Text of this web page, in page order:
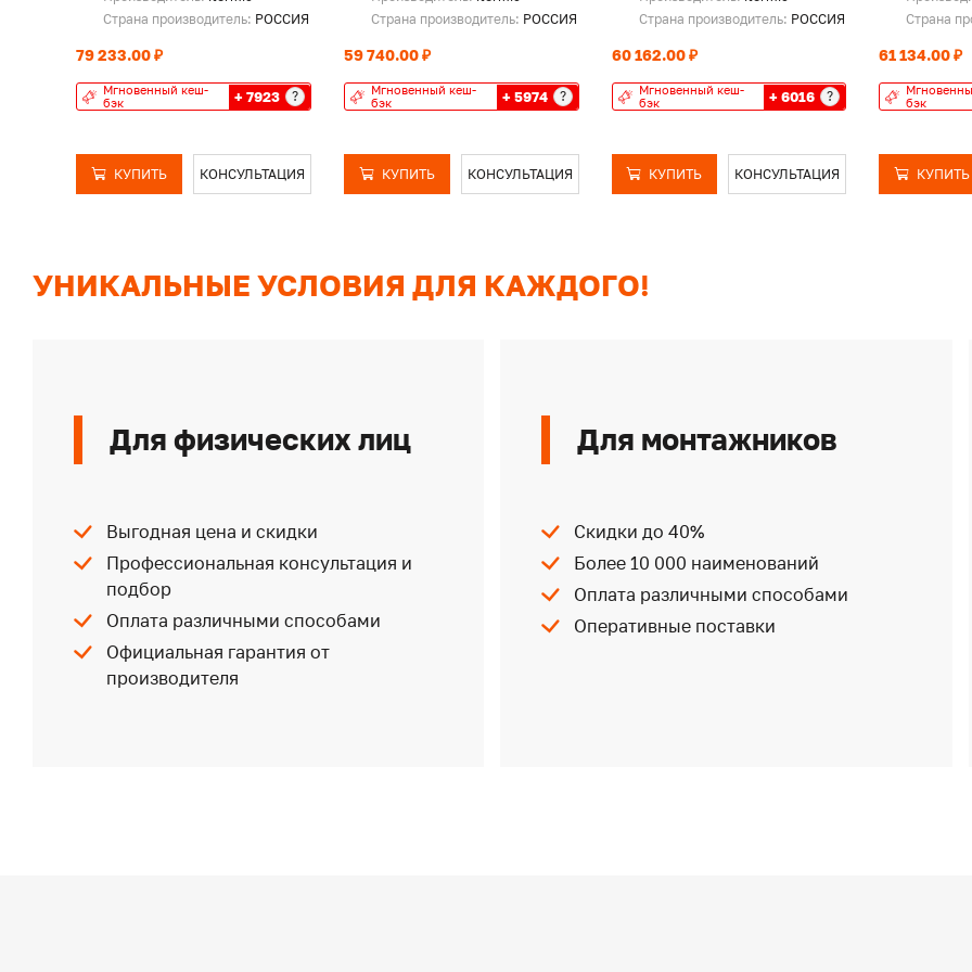
Страна производитель: РОССИЯ
79 233.00 ₽
Мгновенный кеш-
бэк
+ 7923 ?
КУПИТЬ КОНСУЛЬТАЦИЯ
Страна производитель: РОССИЯ
59 740.00 ₽
Мгновенный кеш-
бэк
+ 5974 ?
КУПИТЬ КОНСУЛЬТАЦИЯ
Страна производитель: РОССИЯ
60 162.00 ₽
Мгновенный кеш-
бэк
+ 6016 ?
КУПИТЬ КОНСУЛЬТАЦИЯ
Страна
61 134.00 ₽
бэк
КУПИТЬ
УНИКАЛЬНЫЕ УСЛОВИЯ ДЛЯ КАЖДОГО!
Для физических лиц
Выгодная цена и скидки
Профессиональная консультация и
подбор
Оплата различными способами
Официальная гарантия от
производителя
Для монтажников
Скидки до 40%
Более 10 000 наименований
Оплата различными способами
Оперативные поставки